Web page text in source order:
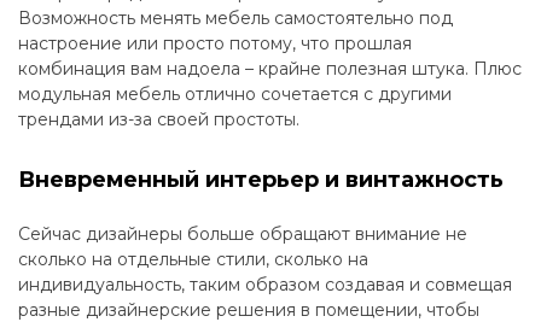
Возможность менять мебель самостоятельно под
настроение или просто потому, что прошлая
комбинация вам надоела – крайне полезная штука. Плюс
модульная мебель отлично сочетается с другими
трендами из-за своей простоты.
Вневременный интерьер и винтажность
Сейчас дизайнеры больше обращают внимание не
сколько на отдельные стили, сколько на
индивидуальность, таким образом создавая и совмещая
разные дизайнерские решения в помещении, чтобы